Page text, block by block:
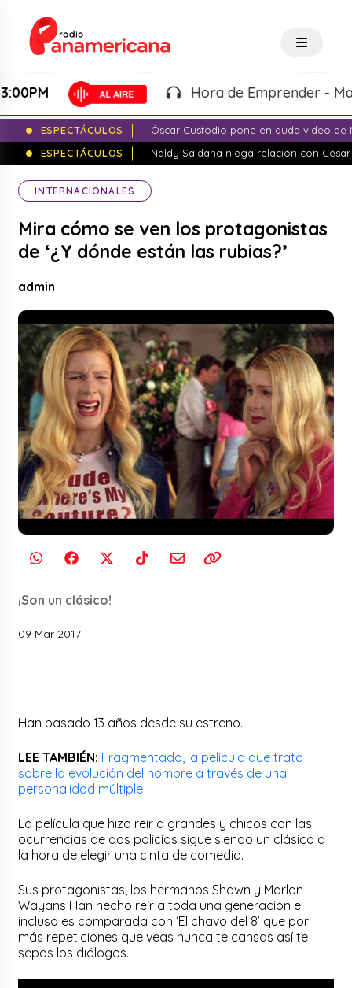
Hora de Emprender - Martín
ESPECTÁCULOS
Óscar Custodio pone en duda video de
ESPECTÁCULOS
Naldy Saldaña niega relación con
INTERNACIONALES
Mira cómo se ven los protagonistas
de ‘¿Y dónde están las rubias?’
admin
¡Son un clásico!
09 Mar 2017
Han pasado 13 años desde su estreno.
LEE TAMBIÉN: Fragmentado, la película que trata
sobre la evolución del hombre a través de una
personalidad múltiple
La película que hizo reír a grandes y chicos con las
ocurrencias de dos policías sigue siendo un clásico a
la hora de elegir una cinta de comedia.
Sus protagonistas, los hermanos Shawn y Marlon
Wayans Han hecho reír a toda una generación e
incluso es comparada con ‘El chavo del 8’ que por
más repeticiones que veas nunca te cansas así te
sepas los diálogos.